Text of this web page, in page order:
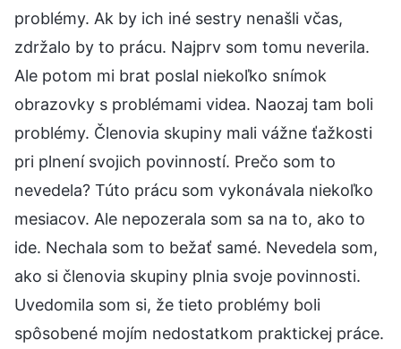
problémy. Ak by ich iné sestry nenašli včas,
zdržalo by to prácu. Najprv som tomu neverila.
Ale potom mi brat poslal niekoľko snímok
obrazovky s problémami videa. Naozaj tam boli
problémy. Členovia skupiny mali vážne ťažkosti
pri plnení svojich povinností. Prečo som to
nevedela? Túto prácu som vykonávala niekoľko
mesiacov. Ale nepozerala som sa na to, ako to
ide. Nechala som to bežať samé. Nevedela som,
ako si členovia skupiny plnia svoje povinnosti.
Uvedomila som si, že tieto problémy boli
spôsobené mojím nedostatkom praktickej práce.